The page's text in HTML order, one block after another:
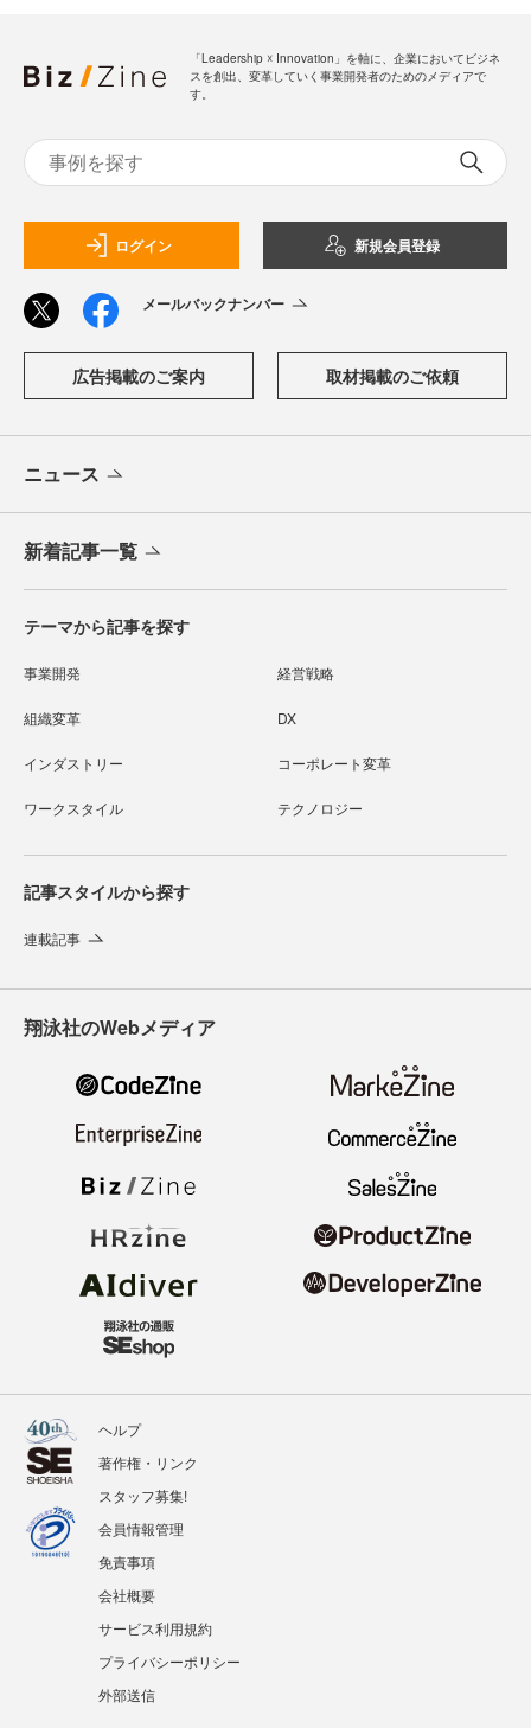
「Leadership ☓ Innovation」を軸に、企業においてビジネ
スを創出、変革していく事業開発者のためのメディアで
す。
ログイン 新規会員登録
メールバックナンバー
広告掲載のご案内 取材掲載のご依頼
ニュース
新着記事一覧
テーマから記事を探す
事業開発 経営戦略
組織変革 DX
インダストリー コーポレート変革
ワークスタイル テクノロジー
記事スタイルから探す
連載記事
翔泳社のWebメディア
ヘルプ
著作権・リンク
スタッフ募集!
会員情報管理
免責事項
会社概要
サービス利用規約
プライバシーポリシー
外部送信